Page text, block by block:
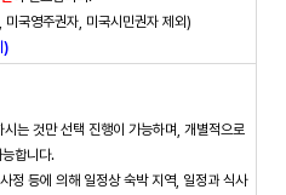
국영주권자, 미국시민권자 제외)
)
는 것만 선택 진행이 가능하며, 개별적으로
합니다.
정 등에 의해 일정상 숙박 지역, 일정과 식사